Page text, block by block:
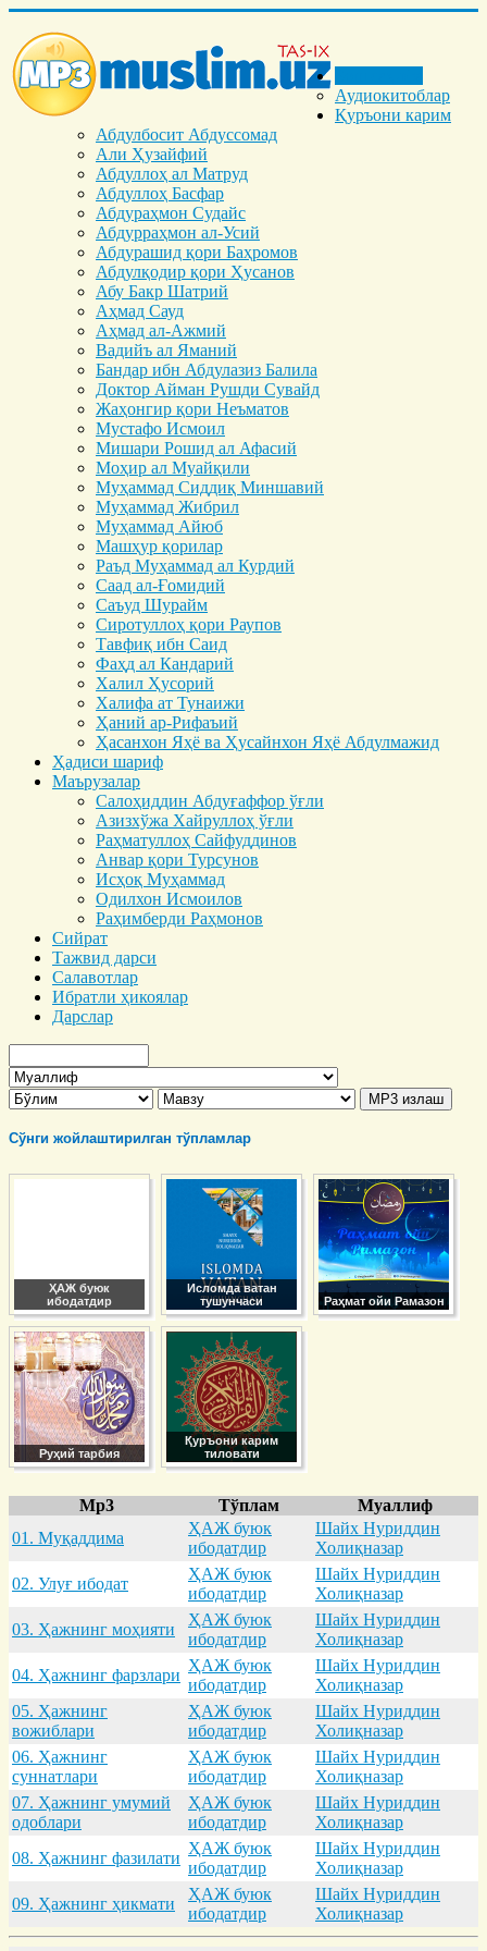
Аудиокитоблар
Қуръони карим
Абдулбосит Абдуссомад
Али Ҳузайфий
Абдуллоҳ ал Матруд
Абдуллоҳ Басфар
Абдураҳмон Судайс
Абдурраҳмон ал-Усий
Абдурашид қори Баҳромов
Абдулқодир қори Ҳусанов
Абу Бакр Шатрий
Аҳмад Сауд
Аҳмад ал-Ажмий
Вадийъ ал Яманий
Бандар ибн Абдулазиз Балила
Доктор Айман Рушди Сувайд
Жаҳонгир қори Неъматов
Мустафо Исмоил
Мишари Рошид ал Афасий
Моҳир ал Муайқили
Муҳаммад Cиддиқ Миншавий
Муҳаммад Жибрил
Муҳаммад Айюб
Машҳур қорилар
Раъд Муҳаммад ал Курдий
Саад ал-Ғомидий
Саъуд Шурайм
Сиротуллоҳ қори Раупов
Тавфиқ ибн Саид
Фаҳд ал Кандарий
Халил Ҳусорий
Халифа ат Тунаижи
Ҳаний ар-Рифаъий
Ҳасанхон Яҳё ва Ҳусайнхон Яҳё Абдулмажид
Ҳадиси шариф
Маърузалар
Салоҳиддин Абдуғаффор ўғли
Азизхўжа Хайруллоҳ ўғли
Раҳматуллоҳ Сайфуддинов
Анвар қори Турсунов
Исҳоқ Муҳаммад
Одилхон Исмоилов
Раҳимберди Раҳмонов
Сийрат
Тажвид дарси
Салавотлар
Ибратли ҳикоялар
Дарслар
Сўнги жойлаштирилган тўпламлар
ҲАЖ буюк
ибодатдир
Исломда ватан
тушунчаси
Раҳмат ойи Рамазон
Руҳий тарбия
Қуръони карим
тиловати
Mp3 Тўплам
Муаллиф
01. Муқaддимa
ҲАЖ буюк
ибодатдир
Шайх Нуриддин
Холиқназар
02. Улуғ ибодaт
ҲАЖ буюк
ибодатдир
Шайх Нуриддин
Холиқназар
03. Ҳaжнинг моҳияти
ҲАЖ буюк
ибодатдир
Шайх Нуриддин
Холиқназар
04. Ҳaжнинг фaрзлaри
ҲАЖ буюк
ибодатдир
Шайх Нуриддин
Холиқназар
05. Ҳaжнинг
вожиблaри
ҲАЖ буюк
ибодатдир
Шайх Нуриддин
Холиқназар
06. Ҳaжнинг
суннaтлaри
ҲАЖ буюк
ибодатдир
Шайх Нуриддин
Холиқназар
07. Ҳaжнинг умумий
одоблaри
ҲАЖ буюк
ибодатдир
Шайх Нуриддин
Холиқназар
08. Ҳaжнинг фaзилaти
ҲАЖ буюк
ибодатдир
Шайх Нуриддин
Холиқназар
09. Ҳaжнинг ҳикмaти
ҲАЖ буюк
ибодатдир
Шайх Нуриддин
Холиқназар